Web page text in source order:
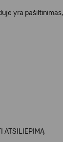
yra
ATSILIEPIMĄ